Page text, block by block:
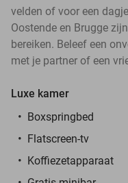
velden of voor een
Oostende en Brugge
bereiken. Beleef een
met je partner of een
Luxe kamer
Boxspringbed
Flatscreen-tv
Koffiezetapparaat